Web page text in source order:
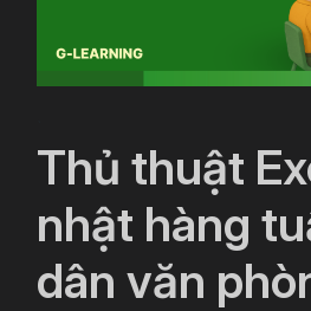
Thủ thuật
nhật hàng
dân văn